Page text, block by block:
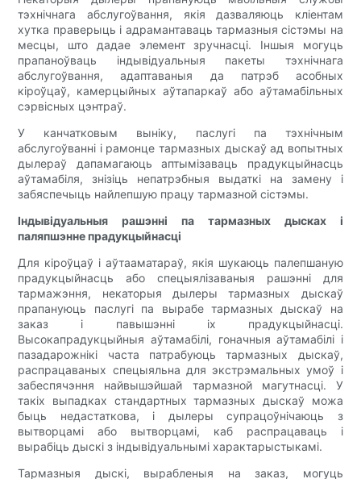
тэхнічнага абслугоўвання, якія дазваляюць кліентам
хутка праверыць і адрамантаваць тармазныя сістэмы на
месцы, што дадае элемент зручнасці. Іншыя могуць
прапаноўваць індывідуальныя пакеты тэхнічнага
абслугоўвання, адаптаваныя да патрэб асобных
кіроўцаў, камерцыйных аўтапаркаў або аўтамабільных
сэрвісных цэнтраў.
У канчатковым выніку, паслугі па тэхнічным
абслугоўванні і рамонце тармазных дыскаў ад вопытных
дылераў дапамагаюць аптымізаваць прадукцыйнасць
аўтамабіля, знізіць непатрэбныя выдаткі на замену і
забяспечыць найлепшую працу тармазной сістэмы.
Індывідуальныя рашэнні па тармазных дысках і
паляпшэнне прадукцыйнасці
Для кіроўцаў і аўтааматараў, якія шукаюць палепшаную
прадукцыйнасць або спецыялізаваныя рашэнні для
тармажэння, некаторыя дылеры тармазных дыскаў
прапануюць паслугі па вырабе тармазных дыскаў на
заказ і павышэнні іх прадукцыйнасці.
Высокапрадукцыйныя аўтамабілі, гоначныя аўтамабілі і
пазадарожнікі часта патрабуюць тармазных дыскаў,
распрацаваных спецыяльна для экстрэмальных умоў і
забеспячэння найвышэйшай тармазной магутнасці. У
такіх выпадках стандартных тармазных дыскаў можа
быць недастаткова, і дылеры супрацоўнічаюць з
вытворцамі або вытворцамі, каб распрацаваць і
вырабіць дыскі з індывідуальнымі характарыстыкамі.
Тармазныя дыскі, вырабленыя на заказ, могуць